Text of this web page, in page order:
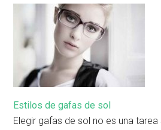
Estilos de gafas de sol
Elegir gafas de sol no es una